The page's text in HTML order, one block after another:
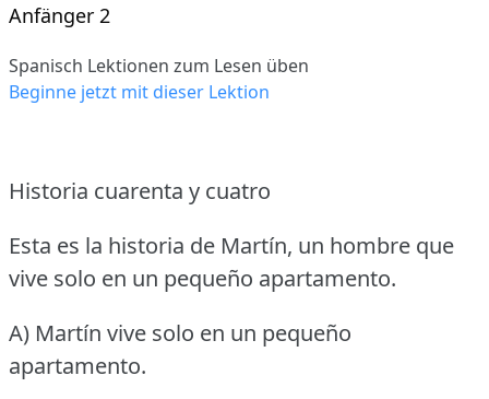
Anfänger 2
Spanisch Lektionen zum Lesen üben
Beginne jetzt mit dieser Lektion
Historia cuarenta y cuatro
Esta es la historia de Martín, un hombre que
vive solo en un pequeño apartamento.
A) Martín vive solo en un pequeño
apartamento.